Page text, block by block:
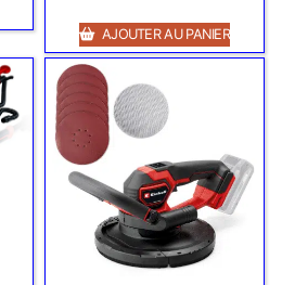
AJOUTER AU PANIER